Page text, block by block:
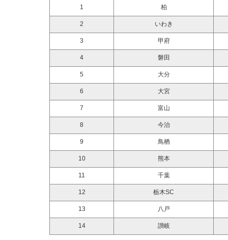
1 柏
2 いわき
3 甲府
4 磐田
5 大分
6 大宮
7 富山
8 今治
9 鳥栖
10 熊本
11 千葉
12 栃木SC
13 八戸
14 讃岐